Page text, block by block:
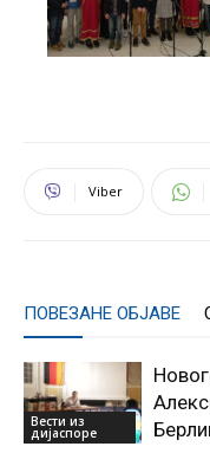
Viber
ПОВЕЗАНЕ ОБЈАВЕ
Вести из
дијаспоре